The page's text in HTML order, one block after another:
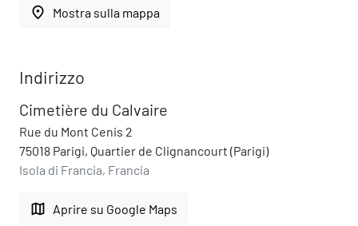
place Mostra sulla mappa
Indirizzo
Cimetière du Calvaire
Rue du Mont Cenis 2
75018 Parigi, Quartier de Clignancourt (Parigi)
Isola di Francia, Francia
map Aprire su Google Maps